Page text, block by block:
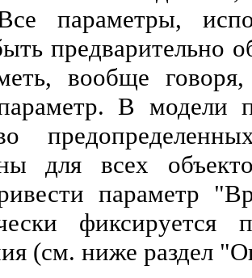
параметры,
предварительно
вообще
В модели
для всех
параметр
(см. ниже раздел